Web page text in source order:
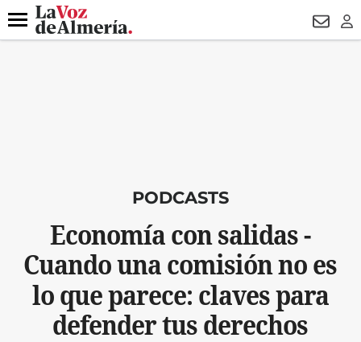
DESTACADO
Menú
PODCASTS
Economía con salidas -
Cuando una comisión no es
lo que parece: claves para
defender tus derechos